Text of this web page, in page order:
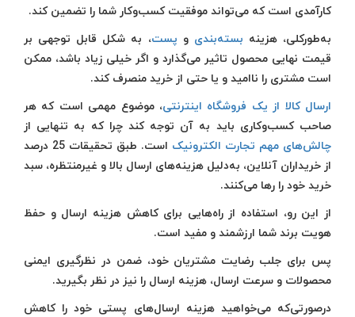
کارآمدی است که می‌تواند موفقیت کسب‌وکار شما را تضمین کند.
به‌طورکلی، هزینه بسته‌بندی و پست، به شکل قابل توجهی بر
قیمت نهایی محصول تاثیر می‌گذارد و اگر خیلی زیاد باشد، ممکن
است مشتری را ناامید و یا حتی از خرید منصرف کند.
ارسال کالا از یک فروشگاه اینترنتی، موضوع مهمی است که هر
صاحب کسب‌و‌کاری باید به آن توجه کند چرا که به تنهایی از
چالش‌های مهم تجارت الکترونیک
است. طبق تحقیقات 25 درصد
از خریداران آنلاین، به‌دلیل هزینه‌های ارسال بالا و غیرمنتظره، سبد
خرید خود را رها می‌کنند.
از این رو، استفاده از راه‌هایی برای کاهش هزینه ارسال و حفظ
هویت برند شما ارزشمند و مفید است.
پس برای جلب رضایت مشتریان خود، ضمن در نظرگیری ایمنی
محصولات و سرعت ارسال، هزینه ارسال را نیز در نظر بگیرید.
درصورتی‌که می‌خواهید هزینه ارسال‌های پستی خود را کاهش